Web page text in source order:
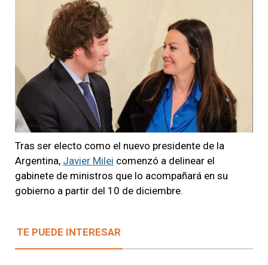
Tras ser electo como el nuevo presidente de la
Argentina, Javier Milei comenzó a delinear el
gabinete de ministros que lo acompañará en su
gobierno a partir del 10 de diciembre.
TE PUEDE INTERESAR